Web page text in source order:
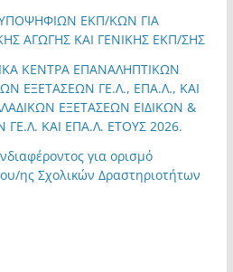
ΕΚΠ/ΚΩΝ ΓΙΑ
ΑΓΩΓΗΣ ΚΑΙ ΓΕΝΙΚΗΣ ΕΚΠ/ΣΗΣ
ΚΕΝΤΡΑ ΕΠΑΝΑΛΗΠΤΙΚΩΝ
ΕΞΕΤΑΣΕΩΝ ΓΕ.Λ., ΕΠΑ.Λ., ΚΑΙ
ΕΞΕΤΑΣΕΩΝ ΕΙΔΙΚΩΝ &
ΚΑΙ ΕΠΑ.Λ. ΕΤΟΥΣ 2026.
για ορισμό
ης Σχολικών Δραστηριοτήτων